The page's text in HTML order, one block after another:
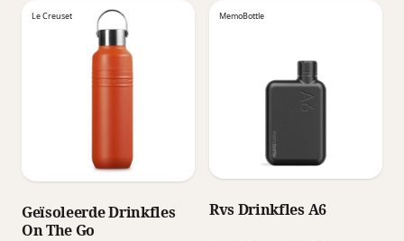
Le Creuset
Geïsoleerde Drinkfles
On The Go
MemoBottle
Rvs Drinkfles A6